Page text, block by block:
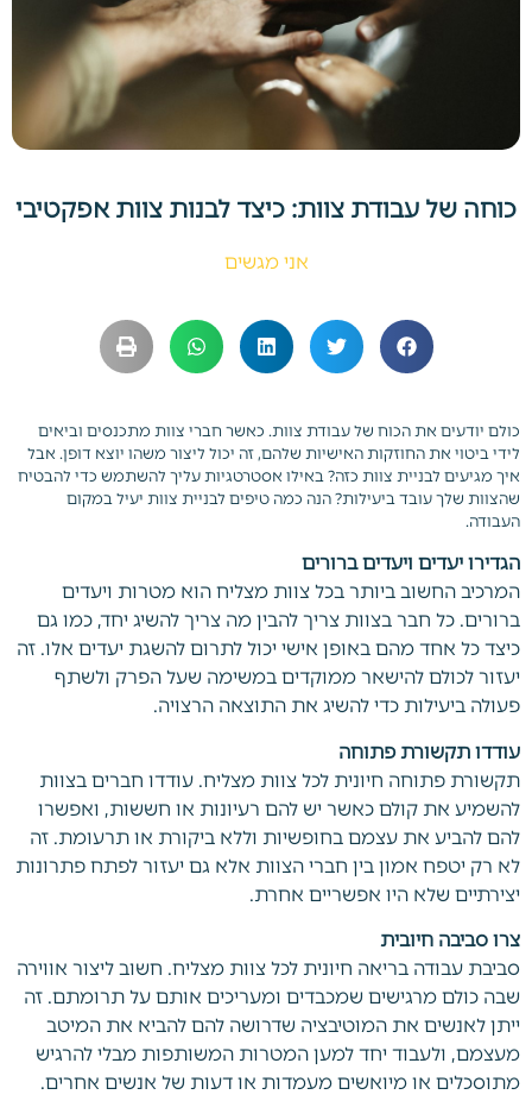
כוחה של עבודת צוות: כיצד לבנות צוות אפקטיבי
אני מגשים
כולם יודעים את הכוח של עבודת צוות. כאשר חברי צוות מתכנסים וביאים
לידי ביטוי את החוזקות האישיות שלהם, זה יכול ליצור משהו יוצא דופן. אבל
איך מגיעים לבניית צוות כזה? באילו אסטרטגיות עליך להשתמש כדי להבטיח
שהצוות שלך עובד ביעילות? הנה כמה טיפים לבניית צוות יעיל במקום
העבודה.
הגדירו יעדים ויעדים ברורים
המרכיב החשוב ביותר בכל צוות מצליח הוא מטרות ויעדים
ברורים. כל חבר בצוות צריך להבין מה צריך להשיג יחד, כמו גם
כיצד כל אחד מהם באופן אישי יכול לתרום להשגת יעדים אלו. זה
יעזור לכולם להישאר ממוקדים במשימה שעל הפרק ולשתף
פעולה ביעילות כדי להשיג את התוצאה הרצויה.
עודדו תקשורת פתוחה
תקשורת פתוחה חיונית לכל צוות מצליח. עודדו חברים בצוות
להשמיע את קולם כאשר יש להם רעיונות או חששות, ואפשרו
להם להביע את עצמם בחופשיות וללא ביקורת או תרעומת. זה
לא רק יטפח אמון בין חברי הצוות אלא גם יעזור לפתח פתרונות
יצירתיים שלא היו אפשריים אחרת.
צרו סביבה חיובית
סביבת עבודה בריאה חיונית לכל צוות מצליח. חשוב ליצור אווירה
שבה כולם מרגישים שמכבדים ומעריכים אותם על תרומתם. זה
ייתן לאנשים את המוטיבציה שדרושה להם להביא את המיטב
מעצמם, ולעבוד יחד למען המטרות המשותפות מבלי להרגיש
מתוסכלים או מיואשים מעמדות או דעות של אנשים אחרים.